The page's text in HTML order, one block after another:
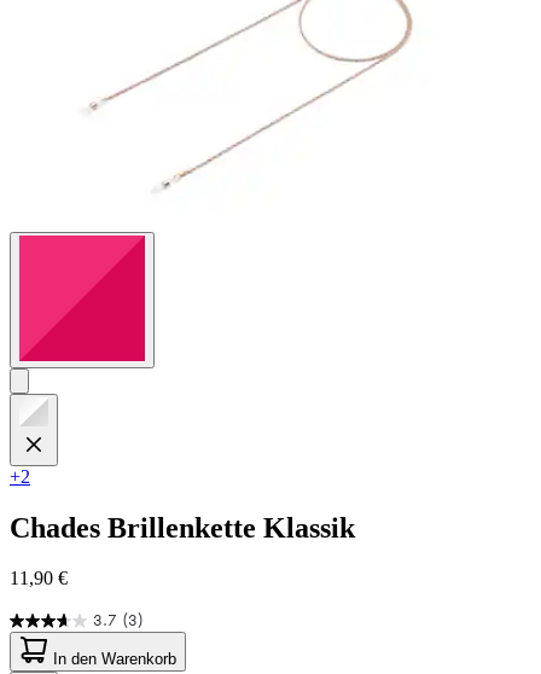
+2
Chades Brillenkette Klassik
11,90 €
3.7 (3)
3.7
von
In den Warenkorb